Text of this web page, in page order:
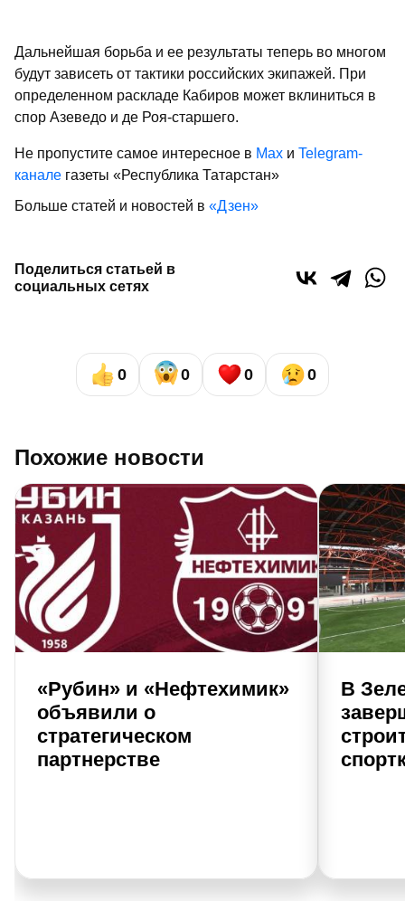
Дальнейшая борьба и ее результаты теперь во многом
будут зависеть от тактики российских экипажей. При
определенном раскладе Кабиров может вклиниться в
спор Азеведо и де Роя-старшего.
Не пропустите самое интересное в Max и Telegram-
канале газеты «Республика Татарстан»
Больше статей и новостей в «Дзен»
Поделиться статьей в
социальных сетях
0 0 0 0
Похожие новости
«Рубин» и «Нефтехимик»
объявили о
стратегическом
партнерстве
В